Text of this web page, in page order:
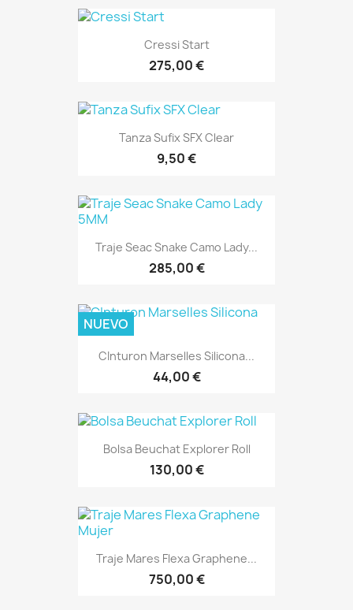
Cressi Start
275,00 €
Tanza Sufix SFX Clear
9,50 €
Traje Seac Snake Camo Lady...
285,00 €
CInturon Marselles Silicona...
44,00 €
NUEVO
Bolsa Beuchat Explorer Roll
130,00 €
Traje Mares Flexa Graphene...
750,00 €